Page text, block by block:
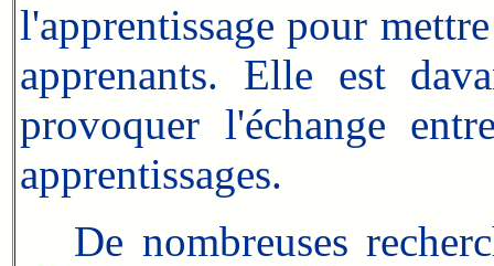
l'apprentissage pour
apprenants. Elle est
provoquer l'échange
apprentissages.
De nombreuses